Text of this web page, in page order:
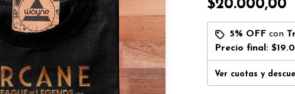
$20.000,00
5% OFFcon
Precio final:
Ver cuotas y